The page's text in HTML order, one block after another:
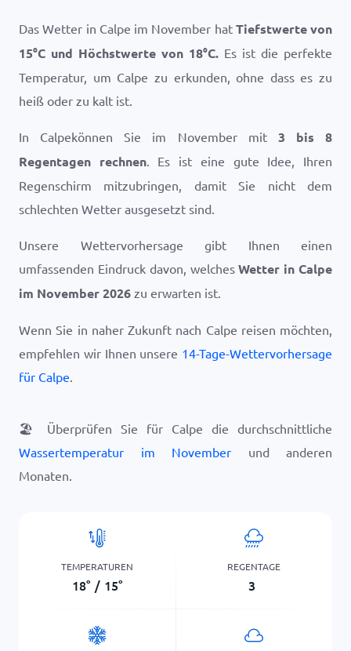
Das Wetter in Calpe im November hat Tiefstwerte von
15°C und Höchstwerte von 18°C. Es ist die perfekte
Temperatur, um Calpe zu erkunden, ohne dass es zu
heiß oder zu kalt ist.
In Calpekönnen Sie im November mit 3 bis 8
Regentagen rechnen. Es ist eine gute Idee, Ihren
Regenschirm mitzubringen, damit Sie nicht dem
schlechten Wetter ausgesetzt sind.
Unsere Wettervorhersage gibt Ihnen einen
umfassenden Eindruck davon, welchesWetter in Calpe
im November 2026 zu erwarten ist.
Wenn Sie in naher Zukunft nach Calpe reisen möchten,
empfehlen wir Ihnen unsere 14-Tage-Wettervorhersage
für Calpe.
🏖️
Überprüfen Sie für Calpe die durchschnittliche
Wassertemperatur im November und anderen
Monaten.
TEMPERATUREN
18° / 15°
REGENTAGE
3